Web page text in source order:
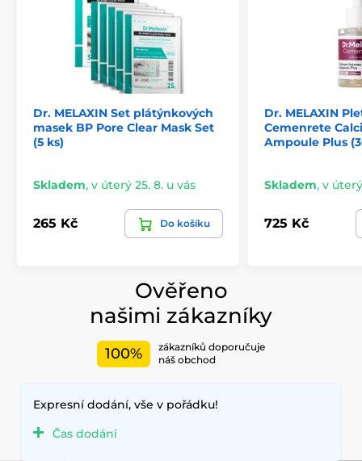
Dr. MELAXIN Set plátýnkových
masek BP Pore Clear Mask Set
(5 ks)
Skladem, v úterý 25. 8. u vás
265 Kč Do košíku
Dr. MELAXIN
Cemenrete
Ampoule Plus
Skladem, v
725 Kč
Ověřeno
našimi zákazníky
100%
zákazníků doporučuje
náš obchod
Expresní dodání, vše v pořádku!
Čas dodání